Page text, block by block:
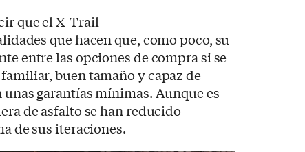
que el X-Trail
que hacen que, como poco, su
entre las opciones de compra si se
buen tamaño y capaz de
garantías mínimas. Aunque es
de asfalto se han reducido
de sus iteraciones.